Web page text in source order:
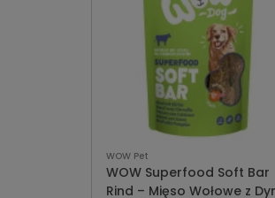
WOW Pet
WOW Superfood Soft Bar
Rind – Mięso Wołowe z